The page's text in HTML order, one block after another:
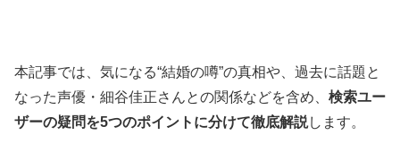
本記事では、気になる“結婚の噂”の真相や、過去に話題と
なった声優・細谷佳正さんとの関係などを含め、 検索ユー
ザーの疑問を5つのポイントに分けて徹底解説します。